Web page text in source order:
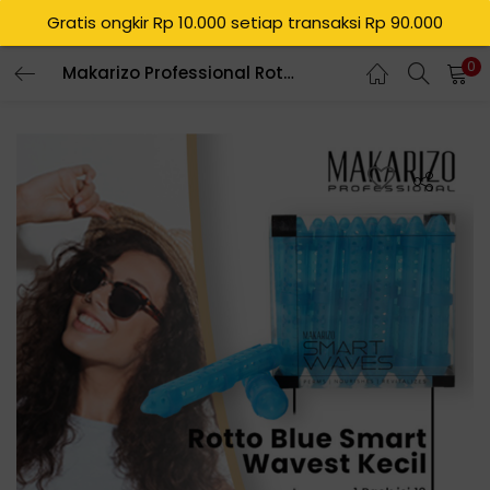
Makarizo Professional Rotto Blue Smart Waves – 12 PCS 0
Gratis ongkir Rp 10.000 setiap transaksi Rp 90.000